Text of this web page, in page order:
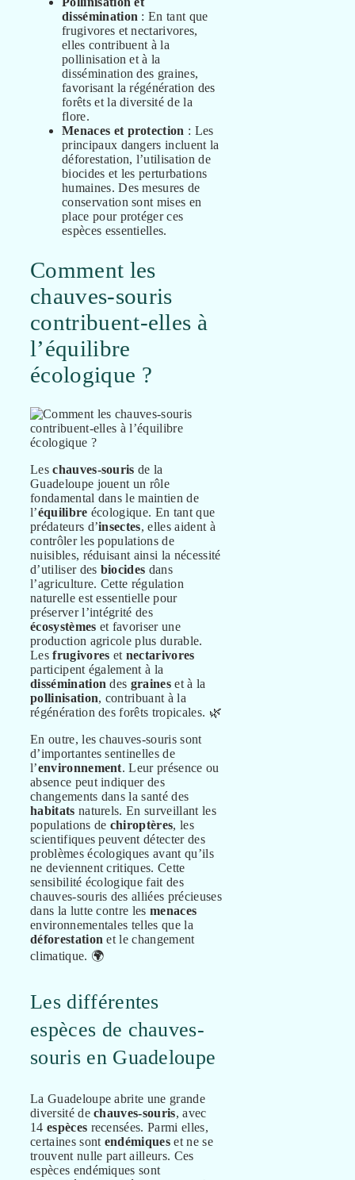
dissémination : En tant que
frugivores et nectarivores,
elles contribuent à la
pollinisation et à la
dissémination des graines,
favorisant la régénération des
forêts et la diversité de la
flore.
Menaces et protection : Les
principaux dangers incluent la
déforestation, l’utilisation de
biocides et les perturbations
humaines. Des mesures de
conservation sont mises en
place pour protéger ces
espèces essentielles.
Comment les
chauves-souris
contribuent-elles à
l’équilibre
écologique ?
Leschauves-souris de la
Guadeloupe jouent un rôle
fondamental dans le maintien de
l’équilibre écologique. En tant que
prédateurs d’insectes, elles aident à
contrôler les populations de
nuisibles, réduisant ainsi la nécessité
d’utiliser des biocides dans
l’agriculture. Cette régulation
naturelle est essentielle pour
préserver l’intégrité des
écosystèmes et favoriser une
production agricole plus durable.
Lesfrugivores et nectarivores
participent également à la
dissémination des graines et à la
pollinisation, contribuant à la
régénération des forêts tropicales. 🌿
En outre, les chauves-souris sont
d’importantes sentinelles de
l’environnement. Leur présence ou
absence peut indiquer des
changements dans la santé des
habitats naturels. En surveillant les
populations de chiroptères, les
scientifiques peuvent détecter des
problèmes écologiques avant qu’ils
ne deviennent critiques. Cette
sensibilité écologique fait des
chauves-souris des alliées précieuses
dans la lutte contre lesmenaces
environnementales telles que la
déforestation et le changement
climatique. 🌍
Les différentes
espèces de chauves-
souris en Guadeloupe
La Guadeloupe abrite une grande
diversité dechauves-souris, avec
14 espèces recensées. Parmi elles,
certaines sont endémiques et ne se
trouvent nulle part ailleurs. Ces
espèces endémiques sont